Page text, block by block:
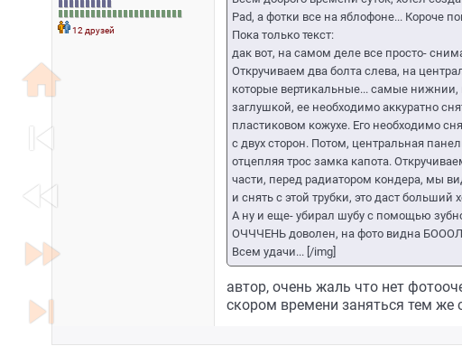
home
skip_previous
fast_rewind
fast_forward
skip_next
12 друзей
Pad, а фотки все на яблофоне... Короче
Пока только текст:
дак вот, на самом деле все просто-
Откручиваем два болта слева, на
которые вертикальные... самые нижнии,
заглушкой, ее необходимо аккуратно
пластиковом кожухе. Его необходимо
с двух сторон. Потом, центральная
отцепляя трос замка капота.
части, перед радиатором кондера, мы
и снять с этой трубки, это даст
А ну и еще- убирал шубу с помощью
ОЧЧЧЕНЬ доволен, на фото видна
Всем удачи... [/img]
автор, очень жаль что нет
скором времени заняться тем